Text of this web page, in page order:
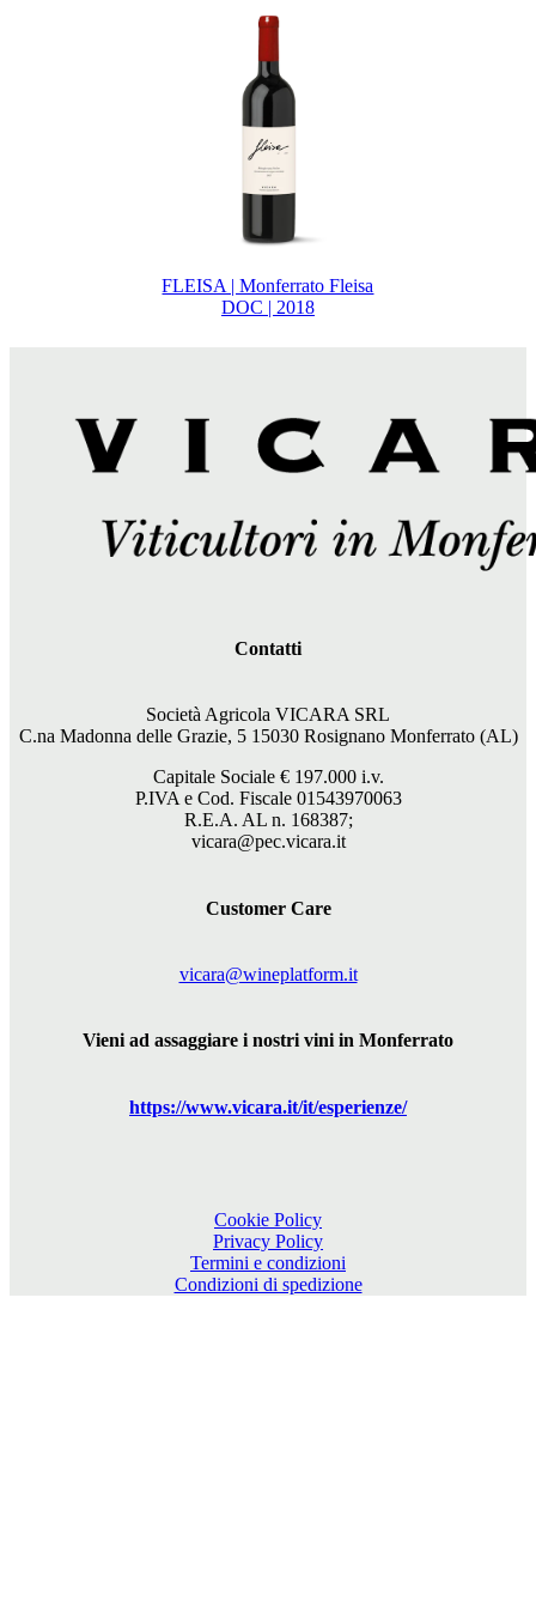
FLEISA | Monferrato Fleisa
DOC | 2018
Contatti
Società Agricola VICARA SRL
C.na Madonna delle Grazie, 5 15030 Rosignano Monferrato (AL)
Capitale Sociale € 197.000i.v.
P.IVA e Cod. Fiscale 01543970063
R.E.A. AL n. 168387;
vicara@pec.vicara.it
Customer Care
vicara@wineplatform.it
Vieni ad assaggiare i nostri vini in Monferrato
https://www.vicara.it/it/esperienze/
Cookie Policy
Privacy Policy
Termini e condizioni
Condizioni di spedizione